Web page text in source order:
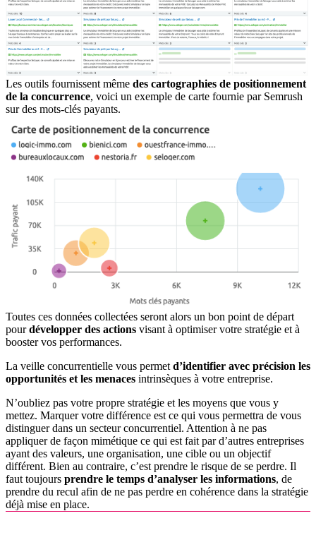
Les outils fournissent même des cartographies de positionnement
de la concurrence, voici un exemple de carte fournie par Semrush
sur des mots-clés payants.
Toutes ces données collectées seront alors un bon point de départ
pourdévelopper des actions visant à optimiser votre stratégie et à
booster vos performances.
La veille concurrentielle vous permet d’identifier avec précision les
opportunités et les menaces intrinsèques à votre entreprise.
N’oubliez pas votre propre stratégie et les moyens que vous y
mettez. Marquer votre différence est ce qui vous permettra de vous
distinguer dans un secteur concurrentiel. Attention à ne pas
appliquer de façon mimétique ce qui est fait par d’autres entreprises
ayant des valeurs, une organisation, une cible ou un objectif
différent. Bien au contraire, c’est prendre le risque de se perdre. Il
faut toujours prendre le temps d’analyser les informations, de
prendre du recul afin de ne pas perdre en cohérence dans la stratégie
déjà mise en place.